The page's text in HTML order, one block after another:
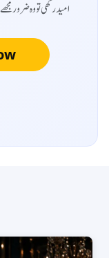
امید رکھی تو وہ ضرور